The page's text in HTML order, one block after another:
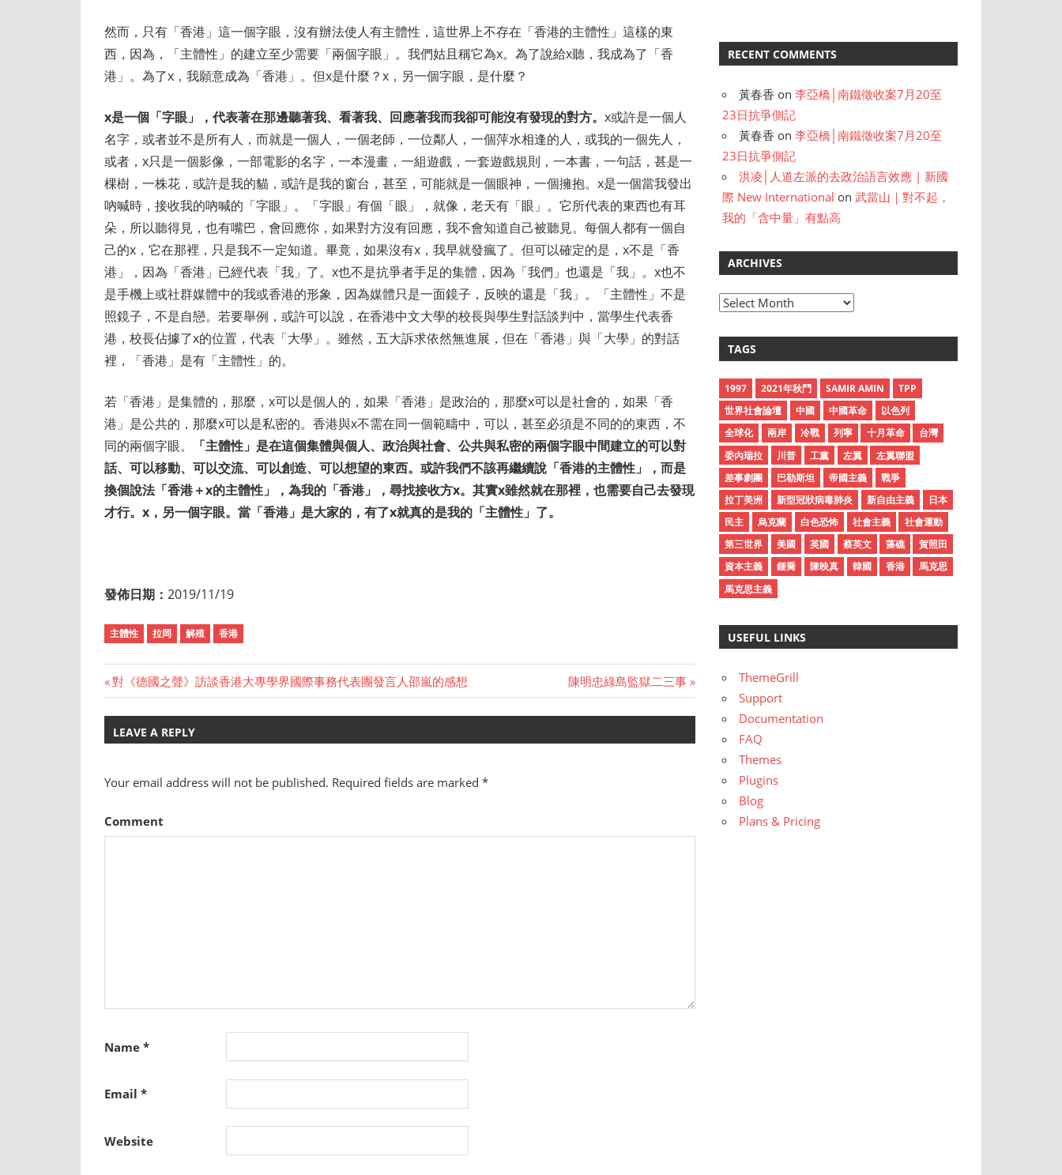
然而，只有「香港」這一個字眼，沒有辦法使人有主體性，這世界上不存在「香港的主體性」這樣的東
西，因為，「主體性」的建立至少需要「兩個字眼」。我們姑且稱它為x。為了說給x聽，我成為了「香
港」。為了x，我願意成為「香港」。但x是什麼？x，另一個字眼，是什麼？
x是一個「字眼」，代表著在那邊聽著我、看著我、回應著我而我卻可能沒有發現的對方。 x或許是一個人
名字，或者並不是所有人，而就是一個人，一個老師，一位鄰人，一個萍水相逢的人，或我的一個先人，
或者，x只是一個影像，一部電影的名字，一本漫畫，一組遊戲，一套遊戲規則，一本書，一句話，甚是一
棵樹，一株花，或許是我的貓，或許是我的窗台，甚至，可能就是一個眼神，一個擁抱。x是一個當我發出
吶喊時，接收我的吶喊的「字眼」。「字眼」有個「眼」，就像，老天有「眼」。它所代表的東西也有耳
朵，所以聽得見，也有嘴巴，會回應你，如果對方沒有回應，我不會知道自己被聽見。每個人都有一個自
己的x，它在那裡，只是我不一定知道。畢竟，如果沒有x，我早就發瘋了。但可以確定的是，x不是「香
港」，因為「香港」已經代表「我」了。x也不是抗爭者手足的集體，因為「我們」也還是「我」。x也不
是手機上或社群媒體中的我或香港的形象，因為媒體只是一面鏡子，反映的還是「我」。「主體性」不是
照鏡子，不是自戀。若要舉例，或許可以說，在香港中文大學的校長與學生對話談判中，當學生代表香
港，校長佔據了x的位置，代表「大學」。雖然，五大訴求依然無進展，但在「香港」與「大學」的對話
裡，「香港」是有「主體性」的。
若「香港」是集體的，那麼，x可以是個人的，如果「香港」是政治的，那麼x可以是社會的，如果「香
港」是公共的，那麼x可以是私密的。香港與x不需在同一個範疇中，可以，甚至必須是不同的的東西，不
同的兩個字眼。
「主體性」是在這個集體與個人、政治與社會、公共與私密的兩個字眼中間建立的可以對
話、可以移動、可以交流、可以創造、可以想望的東西。或許我們不該再繼續說「香港的主體性」，而是
換個說法「香港＋x的主體性」，為我的「香港」，尋找接收方x。其實x雖然就在那裡，也需要自己去發現
才行。x，另一個字眼。當「香港」是大家的，有了x就真的是我的「主體性」了。
發佈日期： 2019/11/19
主體性 拉岡 解殖 香港
Post
navigation
Previous
Post:
對《德國之聲》訪談香港大專學界國際事務代表團發言人邵嵐的感想
Next
Post:
陳明忠綠島監獄二三事
LEAVE A REPLY
Your email address will not be published. Required fields are marked *
Comment
Name *
Email *
Website
RECENT COMMENTS
黃春香 on李亞橋│南鐵徵收案7月20至
23日抗爭側記
黃春香 on李亞橋│南鐵徵收案7月20至
23日抗爭側記
洪凌│人道左派的去政治語言效應 | 新國
際 New International on武當山｜對不起，
我的「含中量」有點高
ARCHIVES
A
h
v
e
s
TAGS
1997 2021年秋鬥 SAMIR AMIN
TPP
世界社會論壇
中國 中國革命
以色列
全球化
兩岸 冷戰 列寧 十月革命
台灣
委內瑞拉
川普 工黨 左翼
左翼聯盟
差事劇團
巴勒斯坦 帝國主義
戰爭
拉丁美洲
新型冠狀病毒肺炎 新自由主義
日本
民主
烏克蘭 白色恐怖 社會主義
社會運動
第三世界
美國 英國 蔡英文 藻礁
賀照田
資本主義
鍾喬 陳映真 韓國 香港
馬克思
馬克思主義
USEFUL LINKS
ThemeGrill
Support
Documentation
FAQ
Themes
Plugins
Blog
Plans & Pricing